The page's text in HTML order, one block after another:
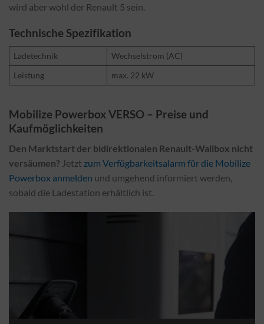
wird aber wohl der Renault 5 sein.
Technische Spezifikation
Ladetechnik
Wechselstrom (AC)
Leistung
max. 22 kW
Mobilize Powerbox VERSO – Preise und
Kaufmöglichkeiten
Den Marktstart der bidirektionalen Renault-Wallbox nicht
versäumen? Jetzt zum Verfügbarkeitsalarm für die Mobilize
Powerbox anmelden und umgehend informiert werden,
sobald die Ladestation erhältlich ist.